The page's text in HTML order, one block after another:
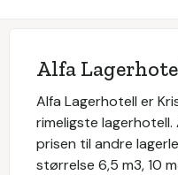
Alfa
Alfa Lagerhotell er
rimeligste
prisen til andre
størrelse 6,5 m3, 10